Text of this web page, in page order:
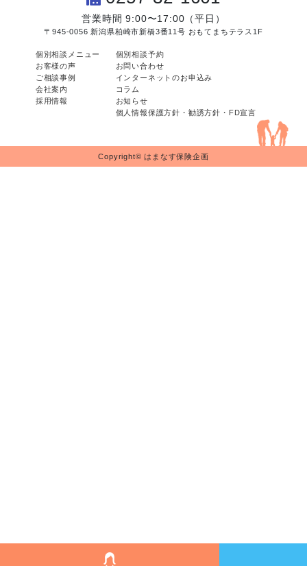
営業時間 9:00〜17:00（平日）
〒945-0056 新潟県柏崎市新橋3番11号 おもてまちテラス1F
個別相談メニュー
お客様の声
ご相談事例
会社案内
採用情報
個別相談予約
お問い合わせ
インターネットのお申込み
コラム
お知らせ
個人情報保護方針・勧誘方針・FD宣言
Copyright© はまなす保険企画